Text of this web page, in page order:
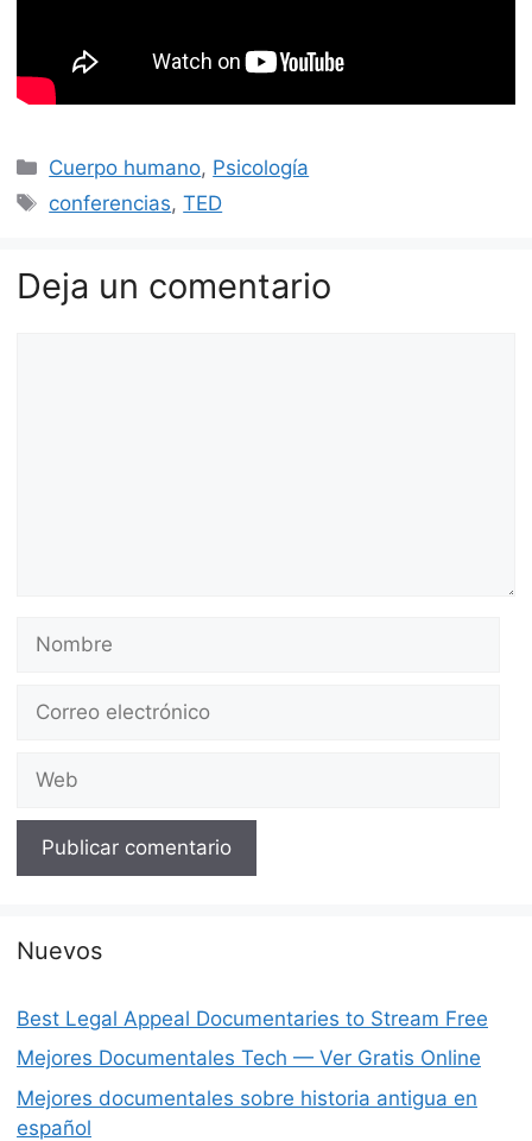
Categorías
Cuerpo humano, Psicología
Etiquetas
conferencias,TED
Deja un comentario
electrónico
Nuevos
Best Legal Appeal Documentaries to Stream Free
Mejores Documentales Tech — Ver Gratis Online
Mejores documentales sobre historia antigua en
español